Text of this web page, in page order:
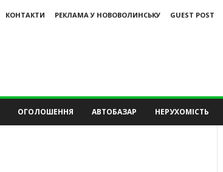
КОНТАКТИ РЕКЛАМА У НОВОВОЛИНСЬКУ
GUEST POST
ОГОЛОШЕННЯ АВТОБАЗАР НЕРУХОМІСТЬ